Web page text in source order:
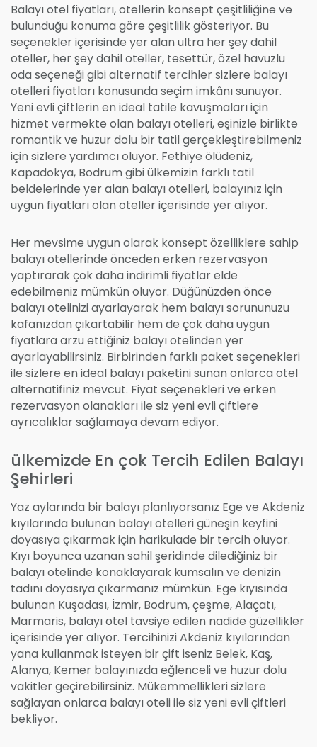
Balayı otel fiyatları, otellerin konsept çeşitliliğine ve
bulunduğu konuma göre çeşitlilik gösteriyor. Bu
seçenekler içerisinde yer alan ultra her şey dahil
oteller, her şey dahil oteller, tesettür, özel havuzlu
oda seçeneği gibi alternatif tercihler sizlere balayı
otelleri fiyatları konusunda seçim imkânı sunuyor.
Yeni evli çiftlerin en ideal tatile kavuşmaları için
hizmet vermekte olan balayı otelleri, eşinizle birlikte
romantik ve huzur dolu bir tatil gerçekleştirebilmeniz
için sizlere yardımcı oluyor. Fethiye ölüdeniz,
Kapadokya, Bodrum gibi ülkemizin farklı tatil
beldelerinde yer alan balayı otelleri, balayınız için
uygun fiyatları olan oteller içerisinde yer alıyor.
Her mevsime uygun olarak konsept özelliklere sahip
balayı otellerinde önceden erken rezervasyon
yaptırarak çok daha indirimli fiyatlar elde
edebilmeniz mümkün oluyor. Düğünüzden önce
balayı otelinizi ayarlayarak hem balayı sorununuzu
kafanızdan çıkartabilir hem de çok daha uygun
fiyatlara arzu ettiğiniz balayı otelinden yer
ayarlayabilirsiniz. Birbirinden farklı paket seçenekleri
ile sizlere en ideal balayı paketini sunan onlarca otel
alternatifiniz mevcut. Fiyat seçenekleri ve erken
rezervasyon olanakları ile siz yeni evli çiftlere
ayrıcalıklar sağlamaya devam ediyor.
ülkemizde En çok Tercih Edilen Balayı
Şehirleri
Yaz aylarında bir balayı planlıyorsanız Ege ve Akdeniz
kıyılarında bulunan balayı otelleri güneşin keyfini
doyasıya çıkarmak için harikulade bir tercih oluyor.
Kıyı boyunca uzanan sahil şeridinde dilediğiniz bir
balayı otelinde konaklayarak kumsalın ve denizin
tadını doyasıya çıkarmanız mümkün. Ege kıyısında
bulunan Kuşadası, İzmir, Bodrum, çeşme, Alaçatı,
Marmaris, balayı otel tavsiye edilen nadide güzellikler
içerisinde yer alıyor. Tercihinizi Akdeniz kıyılarından
yana kullanmak isteyen bir çift iseniz Belek, Kaş,
Alanya, Kemer balayınızda eğlenceli ve huzur dolu
vakitler geçirebilirsiniz. Mükemmellikleri sizlere
sağlayan onlarca balayı oteli ile siz yeni evli çiftleri
bekliyor.